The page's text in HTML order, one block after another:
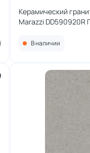
Керамический
Marazzi DD590920R
119,5x238,5x0,9
В наличии